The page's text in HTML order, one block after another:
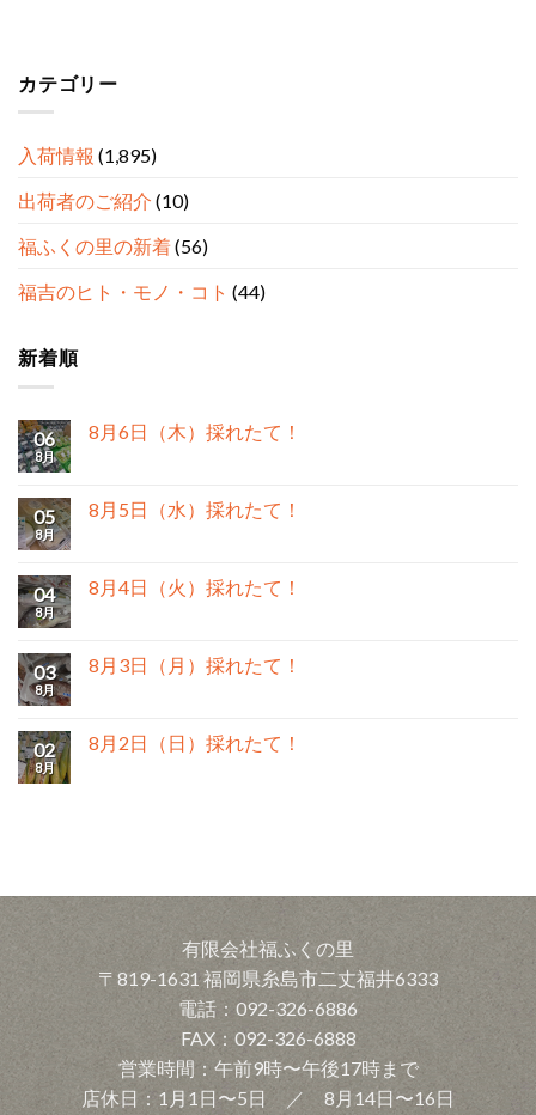
カテゴリー
入荷情報 (1,895)
出荷者のご紹介 (10)
福ふくの里の新着(56)
福吉のヒト・モノ・コト (44)
新着順
06
8月
8月6日（木）採れたて！
05
8月
8月5日（水）採れたて！
04
8月
8月4日（火）採れたて！
03
8月
8月3日（月）採れたて！
02
8月
8月2日（日）採れたて！
有限会社福ふくの里
〒819-1631 福岡県糸島市二丈福井6333
電話：092-326-6886
FAX：092-326-6888
営業時間：午前9時〜午後17時まで
店休日：1月1日〜5日 ／ 8月14日〜16日